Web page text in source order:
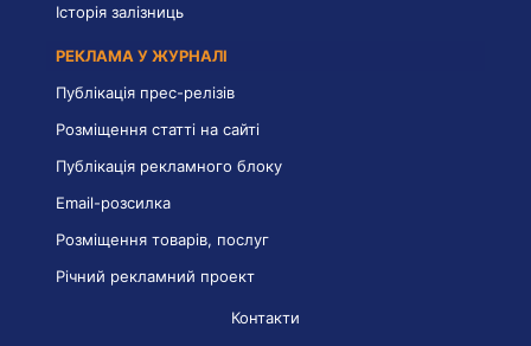
Історія залізниць
РЕКЛАМА У ЖУРНАЛІ
Публікація прес-релізів
Розміщення статті на сайті
Публікація рекламного блоку
Email-розсилка
Розміщення товарів, послуг
Річний рекламний проект
Контакти